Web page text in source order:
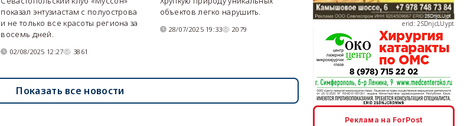
показал энтузиастам с полуострова
и не только все красоты региона за
восемь дней.
02/08/2025 12:27 3861
объектов легко нарушить.
28/07/2025 19:33 2079
Показать все новости
erid: 2SDnjcLUypt
erid: 2SDnjcrDNw6
Реклама на ForPost